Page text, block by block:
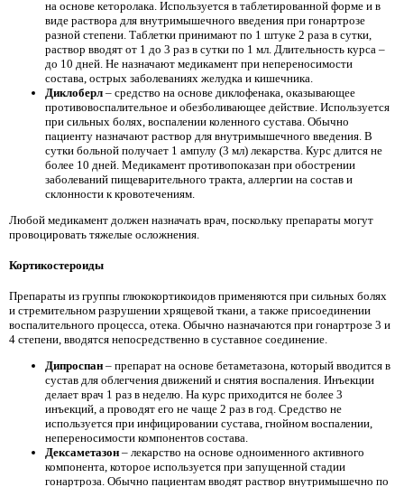
на основе кеторолака. Используется в таблетированной форме и в
виде раствора для внутримышечного введения при гонартрозе
разной степени. Таблетки принимают по 1 штуке 2 раза в сутки,
раствор вводят от 1 до 3 раз в сутки по 1 мл. Длительность курса –
до 10 дней. Не назначают медикамент при непереносимости
состава, острых заболеваниях желудка и кишечника.
Диклоберл – средство на основе диклофенака, оказывающее
противовоспалительное и обезболивающее действие. Используется
при сильных болях, воспалении коленного сустава. Обычно
пациенту назначают раствор для внутримышечного введения. В
сутки больной получает 1 ампулу (3 мл) лекарства. Курс длится не
более 10 дней. Медикамент противопоказан при обострении
заболеваний пищеварительного тракта, аллергии на состав и
склонности к кровотечениям.
Любой медикамент должен назначать врач, поскольку препараты могут
провоцировать тяжелые осложнения.
Кортикостероиды
Препараты из группы глюкокортикоидов применяются при сильных болях
и стремительном разрушении хрящевой ткани, а также присоединении
воспалительного процесса, отека. Обычно назначаются при гонартрозе 3 и
4 степени, вводятся непосредственно в суставное соединение.
Дипроспан – препарат на основе бетаметазона, который вводится в
сустав для облегчения движений и снятия воспаления. Инъекции
делает врач 1 раз в неделю. На курс приходится не более 3
инъекций, а проводят его не чаще 2 раз в год. Средство не
используется при инфицировании сустава, гнойном воспалении,
непереносимости компонентов состава.
Дексаметазон – лекарство на основе одноименного активного
компонента, которое используется при запущенной стадии
гонартроза. Обычно пациентам вводят раствор внутримышечно по